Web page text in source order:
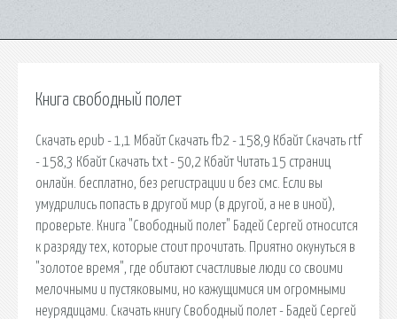
Книга свободный полет
Cкачать epub - 1,1 Мбайт Cкачать fb2 - 158,9 Кбайт Cкачать rtf
- 158,3 Кбайт Cкачать txt - 50,2 Кбайт Читать 15 страниц
онлайн. бесплатно, без регистрации и без смс. Если вы
умудрились попасть в другой мир (в другой, а не в иной),
проверьте. Книга "Свободный полет" Бадей Сергей относится
к разряду тех, которые стоит прочитать. Приятно окунуться в
"золотое время", где обитают счастливые люди со своими
мелочными и пустяковыми, но кажущимися им огромными
неурядицами. Скачать книгу Свободный полет - Бадей Сергей